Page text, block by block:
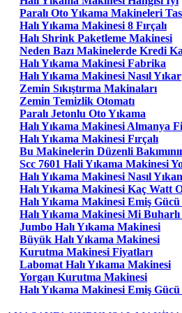
Paralı Oto Yıkama Makineleri
Halı Yıkama Makinesi 8 Fırçalı
Halı Shrink Paketleme Makinesi
Neden Bazı Makinelerde Kredi
Halı Yıkama Makinesi Fabrika
Halı Yıkama Makinesi Nasıl Yıkar
Zemin Sıkıştırma Makinaları
Zemin Temizlik Otomatı
Paralı Jetonlu Oto Yıkama
Halı Yıkama Makinesi Almanya
Halı Yıkama Makinesi Fırçalı
Bu Makinelerin Düzenli
Scc 7601 Hali Yıkama Makinesi
Halı Yıkama Makinesi Nasıl
Halı Yıkama Makinesi Kaç Watt
Halı Yıkama Makinesi Emiş
Halı Yıkama Makinesi Mi
Jumbo Halı Yıkama Makinesi
Büyük Halı Yıkama Makinesi
Kurutma Makinesi Fiyatları
Labomat Halı Yıkama Makinesi
Yorgan Kurutma Makinesi
Halı Yıkama Makinesi Emiş